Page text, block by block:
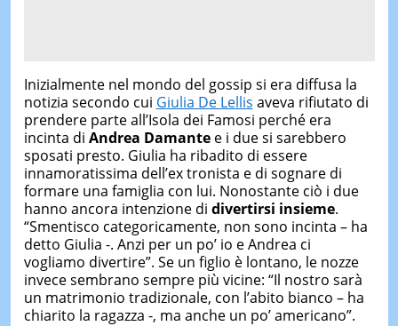
Inizialmente nel mondo del gossip si era diffusa la
notizia secondo cui Giulia De Lellis aveva rifiutato di
prendere parte all’Isola dei Famosi perché era
incinta di Andrea Damantee i due si sarebbero
sposati presto. Giulia ha ribadito di essere
innamoratissima dell’ex tronista e di sognare di
formare una famiglia con lui. Nonostante ciò i due
hanno ancora intenzione di divertirsi insieme.
“Smentisco categoricamente, non sono incinta – ha
detto Giulia -. Anzi per un po’ io e Andrea ci
vogliamo divertire”. Se un figlio è lontano, le nozze
invece sembrano sempre più vicine: “Il nostro sarà
un matrimonio tradizionale, con l’abito bianco – ha
chiarito la ragazza -, ma anche un po’ americano”.